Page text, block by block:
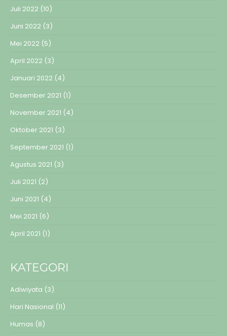
Juli 2022 (10)
Juni 2022 (3)
Mei 2022 (5)
April 2022 (3)
Januari 2022 (4)
Desember 2021 (1)
November 2021 (4)
Oktober 2021 (3)
September 2021 (1)
Agustus 2021 (3)
Juli 2021 (2)
Juni 2021 (4)
Mei 2021 (6)
April 2021 (1)
KATEGORI
Adiwiyata (3)
Hari Nasional (11)
Humas (8)